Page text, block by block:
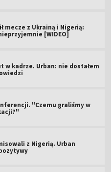
mecze z Ukrainą i Nigerią:
[WIDEO]
w kadrze. Urban: nie dostałem
"Czemu graliśmy w
z Nigerią. Urban